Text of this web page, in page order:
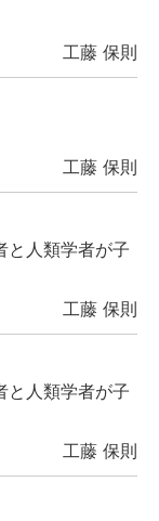
工藤 保則
工藤 保則
人類学者が子
工藤 保則
人類学者が子
工藤 保則